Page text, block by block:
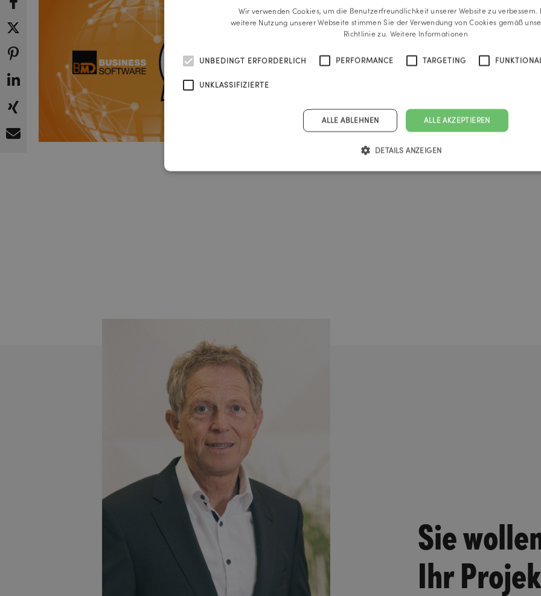
Sie
Ihr
Wir verwenden Cookies, um die Benutzerfreundlichkeit unserer Website zu verbessern.
weitere Nutzung unserer Webseite stimmen Sie der Verwendung von Cookies gemäß
Richtlinie zu. Weitere Informationen
UNBEDINGT ERFORDERLICH PERFORMANCE TARGETING
UNKLASSIFIZIERTE
ALLE AKZEPTIEREN
ALLE ABLEHNEN
DETAILS ANZEIGEN